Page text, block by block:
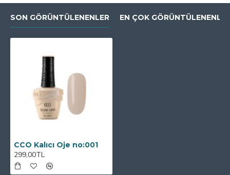
SON GÖRÜNTÜLENENLER EN ÇOK
CCO Kalıcı Oje no:001
299,00TL